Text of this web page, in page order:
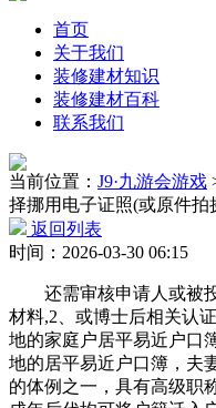
首页
关于我们
装修建材知识
装修建材百科
联系我们
当前位置： J9·九游会游戏
择挪用电子证照(或原件拍
返回列表
时间：2026-03-30 06:15
还需审核申请人或被投
材料,2、或博士后相关认
地的家庭户居平易近户口
地的居平易近户口簿，夫
的体例之一，具有高级职